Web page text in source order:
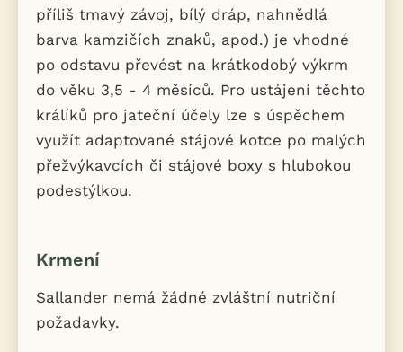
příliš tmavý závoj, bílý dráp, nahnědlá
barva kamzičích znaků, apod.) je vhodné
po odstavu převést na krátkodobý výkrm
do věku 3,5 - 4 měsíců. Pro ustájení těchto
králíků pro jateční účely lze s úspěchem
využít adaptované stájové kotce po malých
přežvýkavcích či stájové boxy s hlubokou
podestýlkou.
Krmení
Sallander nemá žádné zvláštní nutriční
požadavky.